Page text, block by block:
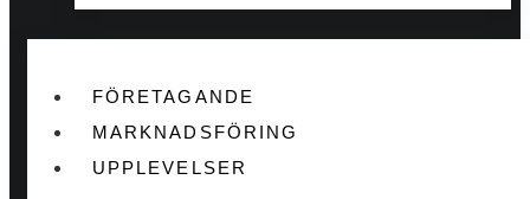
FÖRETAGANDE
MARKNADSFÖRING
UPPLEVELSER